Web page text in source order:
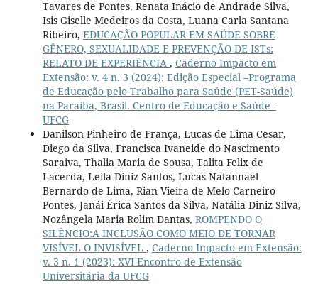
Tavares de Pontes, Renata Inácio de Andrade Silva,
Isis Giselle Medeiros da Costa, Luana Carla Santana
Ribeiro, EDUCAÇÃO POPULAR EM SAÚDE SOBRE
GÊNERO, SEXUALIDADE E PREVENÇÃO DE ISTs:
RELATO DE EXPERIÊNCIA , Caderno Impacto em
Extensão: v. 4 n. 3 (2024): Edição Especial –Programa
de Educação pelo Trabalho para Saúde (PET-Saúde)
na Paraíba, Brasil. Centro de Educação e Saúde -
UFCG
Danilson Pinheiro de França, Lucas de Lima Cesar,
Diego da Silva, Francisca Ivaneide do Nascimento
Saraiva, Thalia Maria de Sousa, Talita Felix de
Lacerda, Leila Diniz Santos, Lucas Natannael
Bernardo de Lima, Rian Vieira de Melo Carneiro
Pontes, Janái Érica Santos da Silva, Natália Diniz Silva,
Nozângela Maria Rolim Dantas, ROMPENDO O
SILÊNCIO:A INCLUSÃO COMO MEIO DE TORNAR
VISÍVEL O INVISÍVEL , Caderno Impacto em Extensão:
v. 3 n. 1 (2023): XVI Encontro de Extensão
Universitária da UFCG